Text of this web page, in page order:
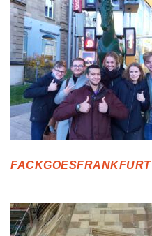
FACKGOESFRANKFURT